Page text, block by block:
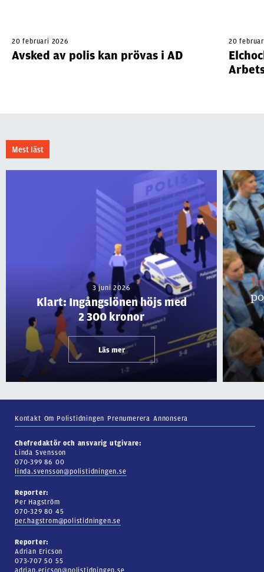
20 februari 2026
Avsked av polis kan prövas i AD
20
Mest läst
3 juni 2026
Klart: Ingångslönen höjs med
2 300 kronor
Läs mer
Kontakt Om Polistidningen Prenumerera Annonsera
Chefredaktör och ansvarig utgivare:
Linda Svensson
070-399 86 00
linda.svensson@polistidningen.se
Reporter:
Per Hagström
070-329 80 45
per.hagstrom@polistidningen.se
Reporter:
Adrian Ericson
073-707 50 55
adrian.ericson@polistidningen.se